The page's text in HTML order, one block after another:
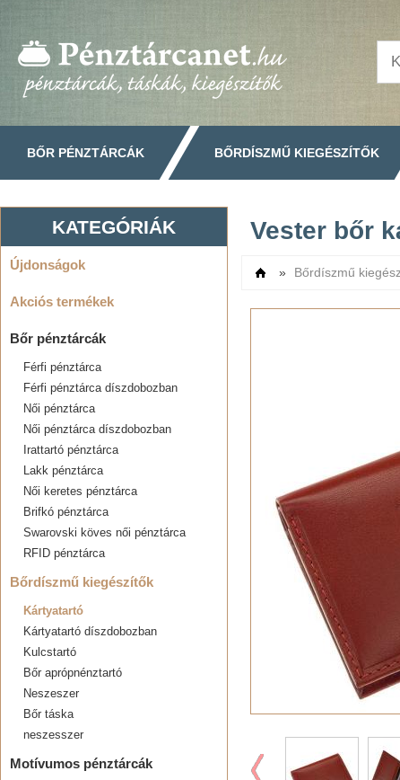
BŐR PÉNZTÁRCÁK BŐRDÍSZMŰ KIEGÉSZÍTŐK
KATEGÓRIÁK
Újdonságok
Akciós termékek
Bőr pénztárcák
Férfi pénztárca
Férfi pénztárca díszdobozban
Női pénztárca
Női pénztárca díszdobozban
Irattartó pénztárca
Lakk pénztárca
Női keretes pénztárca
Brifkó pénztárca
Swarovski köves női pénztárca
RFID pénztárca
Bőrdíszmű kiegészítők
Kártyatartó
Kártyatartó díszdobozban
Kulcstartó
Bőr aprópnénztartó
Neszeszer
Bőr táska
neszesszer
Motívumos pénztárcák
Vester bőr
Címlap
» Bőrdíszmű